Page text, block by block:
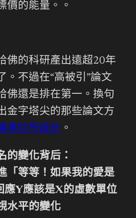
價的能量。。
佛的科研產出遠超20年
。不過在“高被引”論文
佛還是排在第一。換句
金字塔尖的那些論文方
美診所設計 。
的變化背后：
「等等！如果我的愛是
應Y應該是X的虛數單位
水平的變化